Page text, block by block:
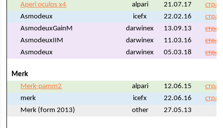
Aperi oculos x4
alpari 21.07.17
Asmodeux
icefx 22.02.16
AsmodeuxGainM
darwinex 13.09.13
AsmodeuxIIM
darwinex 11.03.16
Asmodeux
darwinex 05.03.18
Merk
Merk-pamm2
alpari 12.06.15
merk
icefx 22.06.16
Merk (form 2013)
other 27.05.13